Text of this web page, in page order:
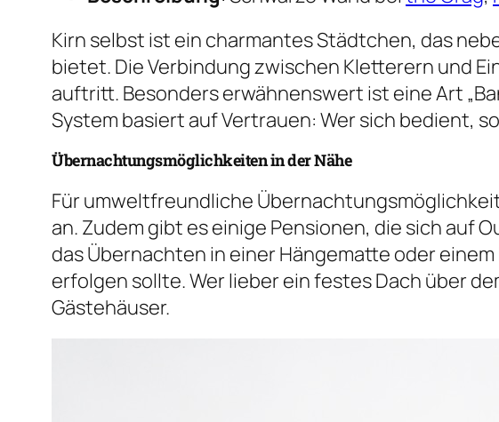
Kirn selbst ist ein charmantes Städtchen, das
bietet. Die Verbindung zwischen Kletterern und
auftritt. Besonders erwähnenswert ist eine Art
System basiert auf Vertrauen: Wer sich bedient,
Übernachtungsmöglichkeiten in der Nähe
Für umweltfreundliche
an. Zudem gibt es einige Pensionen, die sich auf
das Übernachten in einer Hängematte oder
erfolgen sollte. Wer lieber ein festes Dach über
Gästehäuser.